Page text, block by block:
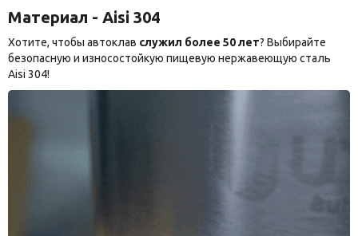
Материал - Aisi 304
Хотите, чтобы автоклав служил более 50 лет? Выбирайте
безопасную и износостойкую пищевую нержавеющую сталь
Aisi 304!